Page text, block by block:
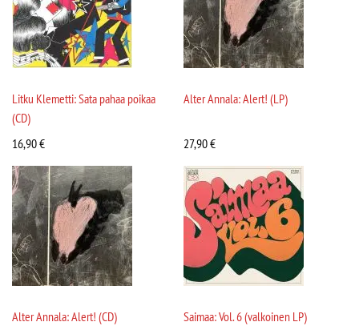
Litku Klemetti: Sata pahaa poikaa
(CD)
16,90€
Alter Annala: Alert! (LP)
27,90€
Alter Annala: Alert! (CD)
Saimaa: Vol. 6 (valkoinen LP)